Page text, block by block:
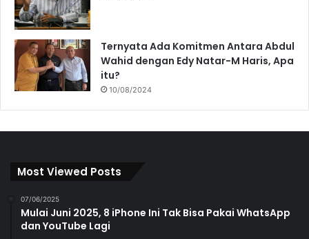
Ternyata Ada Komitmen Antara Abdul
Wahid dengan Edy Natar-M Haris, Apa
itu?
10/08/2024
Most Viewed Posts
07/06/2025
Mulai Juni 2025, 8 iPhone Ini Tak Bisa Pakai WhatsApp
dan YouTube Lagi